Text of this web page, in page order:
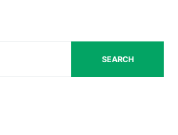
SEARCH